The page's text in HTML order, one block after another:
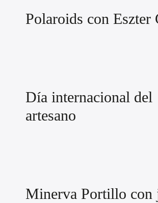
Polaroids con Eszter
Día internacional del
artesano
Minerva Portillo con